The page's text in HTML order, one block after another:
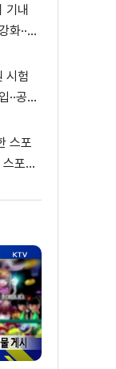
기내
화··
시험
공정
스포
포츠